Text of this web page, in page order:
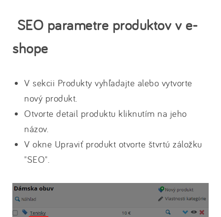
SEO parametre produktov v e-
shope
V sekcii Produkty vyhľadajte alebo vytvorte
nový produkt.
Otvorte detail produktu kliknutím na jeho
názov.
V okne Upraviť produkt otvorte štvrtú záložku
"SEO".